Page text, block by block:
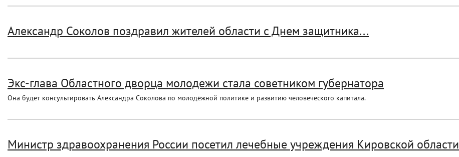
Александр Соколов поздравил жителей области с Днем защитника...
Экс-глава Областного дворца молодежи стала советником губернатора
Она будет консультировать Александра Соколова по молодёжной политике и развитию человеческого капитала.
Министр здравоохранения России посетил лечебные учреждения Кировской области